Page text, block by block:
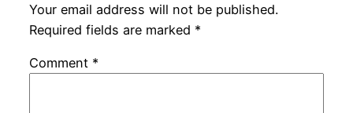
Your email address will not be published.
Required fields are marked *
Comment *